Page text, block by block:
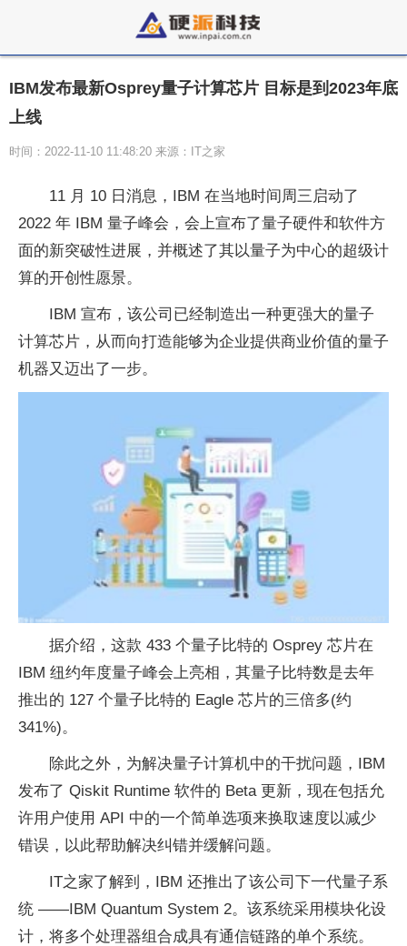
IBM发布最新Osprey量子计算芯片 目标是到2023年底
上线
时间：2022-11-10 11:48:20 来源：IT之家
11 月 10 日消息，IBM 在当地时间周三启动了
2022 年 IBM 量子峰会，会上宣布了量子硬件和软件方
面的新突破性进展，并概述了其以量子为中心的超级计
算的开创性愿景。
IBM 宣布，该公司已经制造出一种更强大的量子
计算芯片，从而向打造能够为企业提供商业价值的量子
机器又迈出了一步。
据介绍，这款 433 个量子比特的 Osprey 芯片在
IBM 纽约年度量子峰会上亮相，其量子比特数是去年
推出的 127 个量子比特的 Eagle 芯片的三倍多(约
341%)。
除此之外，为解决量子计算机中的干扰问题，IBM
发布了 Qiskit Runtime 软件的 Beta 更新，现在包括允
许用户使用 API 中的一个简单选项来换取速度以减少
错误，以此帮助解决纠错并缓解问题。
IT之家了解到，IBM 还推出了该公司下一代量子系
统 ——IBM Quantum System 2。该系统采用模块化设
计，将多个处理器组合成具有通信链路的单个系统。